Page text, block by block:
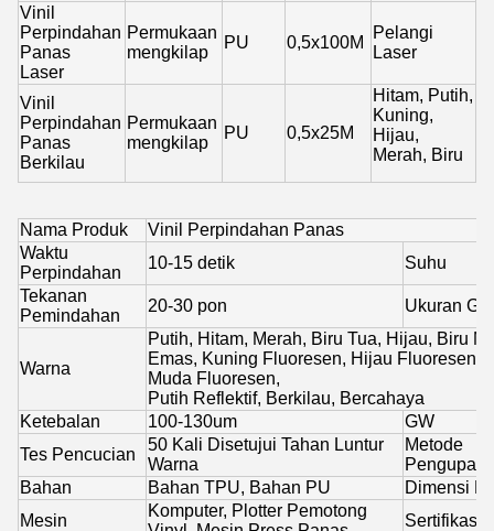
Vinil
Perpindahan
Panas
Laser
Permukaan
mengkilap
PU 0,5x100M
Pelangi
Laser
Vinil
Perpindahan
Panas
Berkilau
Permukaan
mengkilap
PU 0,5x25M
Hitam, Putih,
Kuning,
Hijau,
Merah, Biru
Nama Produk
Vinil Perpindahan Panas
Waktu
Perpindahan
10-15 detik
Suhu
Tekanan
Pemindahan
20-30 pon Ukuran
Warna
Putih, Hitam, Merah, Biru Tua, Hijau, Biru
Emas, Kuning Fluoresen, Hijau Fluoresen,
Muda Fluoresen,
Putih Reflektif, Berkilau, Bercahaya
Ketebalan
100-130um
GW
Tes Pencucian
50 Kali Disetujui Tahan Luntur
Warna
Metode
Bahan
Bahan TPU, Bahan PU
Dimensi
Mesin
Komputer, Plotter Pemotong
Sertifikasi